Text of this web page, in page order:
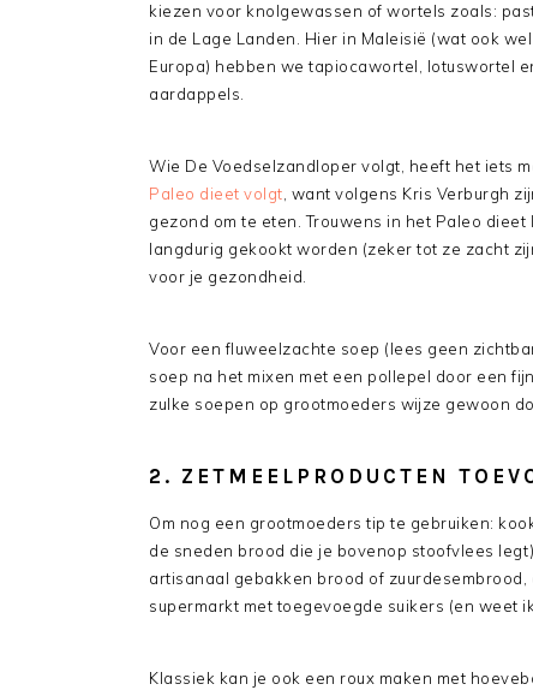
kiezen voor knolgewassen of wortels zoals:
in de Lage Landen. Hier in Maleisië (wat ook
Europa) hebben we tapiocawortel, lotuswortel
aardappels.
Wie De Voedselzandloper volgt, heeft het iets
Paleo dieet volgt , want volgens Kris Verburgh
gezond om te eten. Trouwens in het Paleo
langdurig gekookt worden (zeker tot ze zacht
voor je gezondheid.
Voor een fluweelzachte soep (lees geen
soep na het mixen met een pollepel door een
zulke soepen op grootmoeders wijze gewoon
2. ZETMEELPRODUCTEN
Om nog een grootmoeders tip te gebruiken:
de sneden brood die je bovenop stoofvlees
artisanaal gebakken brood of
supermarkt met toegevoegde suikers (en weet
Klassiek kan je ook een roux maken met